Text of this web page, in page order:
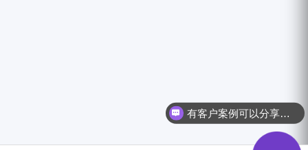
有客户案例可以分享吗？